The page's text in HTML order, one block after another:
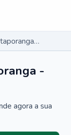
Clínico Geral em Itaporanga - SP
-
agora a sua